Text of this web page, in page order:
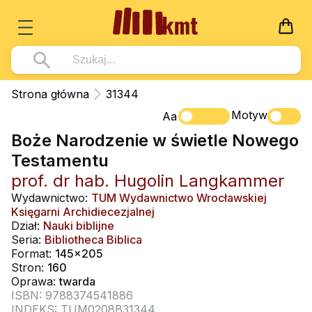
Książki
Wszystko z kategorii - Książki
Pismo Święte
Kościół Katolicki
Duszpasterstwo
Teologia
Życie chrześcijańskie
Duchowość
Literatura piękna
Wszystko z kategorii - Multimedia
DVD
CD-ROM
Muzyka
Rekolekcje i inne na CD
Śpiew i modlitwa
Muzyka klasyczna
Dla Dzieci
Wszystko z kategorii - Dla Dzieci
Literatura (D)
Płyty, DVD (D)
Podręczniki i pomoce dydaktyczne
Podręczniki
Wszystko z kategorii - Podręczniki
Podręczniki i pomoce dydaktyczne
Zabawa i Nauka
Nowości
Zaloguj się
Strona główna
31344
Aa
Motyw
Boże Narodzenie w świetle Nowego
Testamentu
prof. dr hab. Hugolin Langkammer
Wydawnictwo: TUM Wydawnictwo Wrocławskiej
Księgarni Archidiecezjalnej
Dział: Nauki biblijne
Seria: Bibliotheca Biblica
Format: 145x205
Stron: 160
Oprawa:twarda
ISBN: 9788374541886
INDEKS: TUM0208B31344